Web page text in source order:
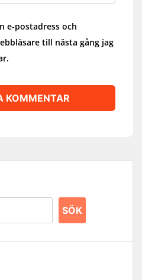
e-postadress och
till nästa gång jag
SÖK